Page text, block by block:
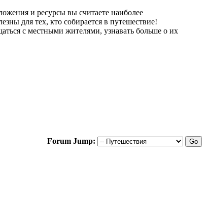
и ресурсы вы считаете наиболее
для тех, кто собирается в путешествие!
с местными жителями, узнавать больше о их
Forum Jump: